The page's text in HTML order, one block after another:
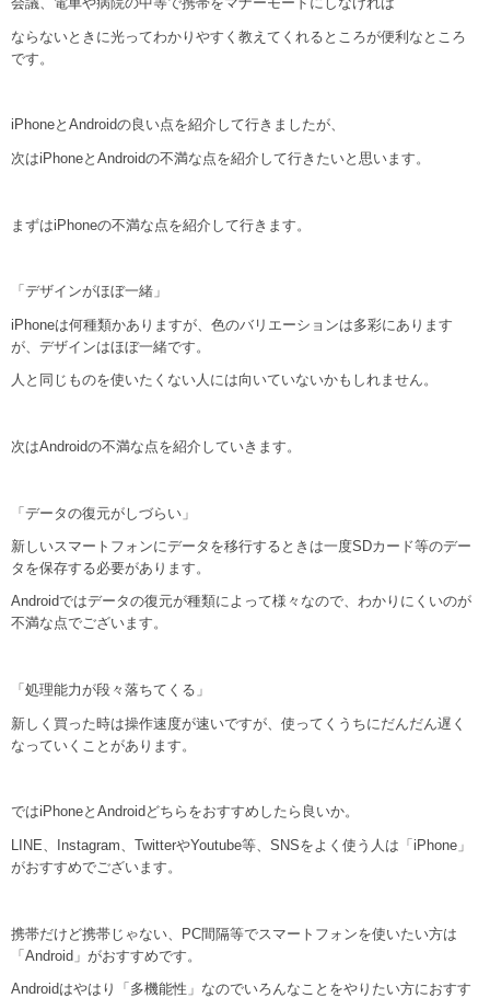
ならないときに光ってわかりやすく教えてくれるところが便利なところ
です。
iPhoneとAndroidの良い点を紹介して行きましたが、
次はiPhoneとAndroidの不満な点を紹介して行きたいと思います。
まずはiPhoneの不満な点を紹介して行きます。
「デザインがほぼ一緒」
iPhoneは何種類かありますが、色のバリエーションは多彩にあります
が、デザインはほぼ一緒です。
人と同じものを使いたくない人には向いていないかもしれません。
次はAndroidの不満な点を紹介していきます。
「データの復元がしづらい」
新しいスマートフォンにデータを移行するときは一度SDカード等のデー
タを保存する必要があります。
Androidではデータの復元が種類によって様々なので、わかりにくいのが
不満な点でございます。
「処理能力が段々落ちてくる」
新しく買った時は操作速度が速いですが、使ってくうちにだんだん遅く
なっていくことがあります。
ではiPhoneとAndroidどちらをおすすめしたら良いか。
LINE、Instagram、TwitterやYoutube等、SNSをよく使う人は「iPhone」
がおすすめでございます。
携帯だけど携帯じゃない、PC間隔等でスマートフォンを使いたい方は
「Android」がおすすめです。
Androidはやはり「多機能性」なのでいろんなことをやりたい方におすす